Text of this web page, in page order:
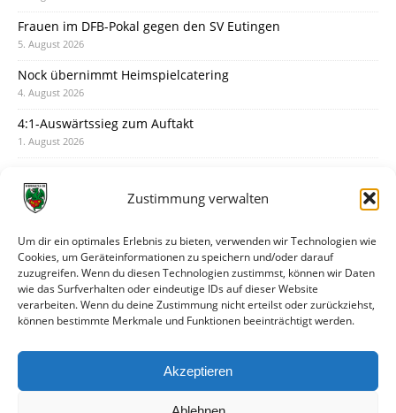
Zustimmung verwalten
Um dir ein optimales Erlebnis zu bieten, verwenden wir Technologien wie
Cookies, um Geräteinformationen zu speichern und/oder darauf
zuzugreifen. Wenn du diesen Technologien zustimmst, können wir Daten
wie das Surfverhalten oder eindeutige IDs auf dieser Website
verarbeiten. Wenn du deine Zustimmung nicht erteilst oder zurückziehst,
können bestimmte Merkmale und Funktionen beeinträchtigt werden.
Akzeptieren
Frauen im DFB-Pokal gegen den SV Eutingen
5. August 2026
Nock übernimmt Heimspielcatering
4. August 2026
4:1-Auswärtssieg zum Auftakt
1. August 2026
31. Juli 2026
30. Juli 2026
Deine Spielminute: 89+1
28. Juli 2026
Neuer Rückensponsor
Neue Podcast-Folge: So tickt Björn!
27. Juli 2026